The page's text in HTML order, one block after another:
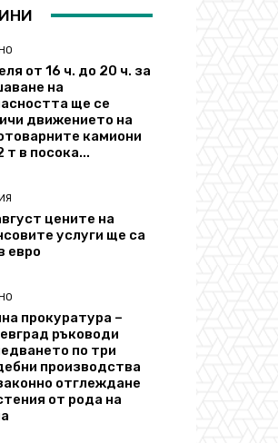
от 16 ч. до 20 ч. за
на
ще се
движението на
камиони
т в посока...
цените на
услуги ще са
евро
прокуратура –
ръководи
по три
производства
отглеждане
от рода на